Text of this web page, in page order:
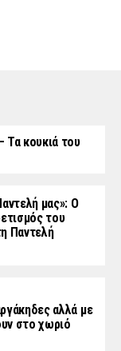
Τα κουκιά του
μας»: Ο
του
Παντελή
αλλά με
στο χωριό